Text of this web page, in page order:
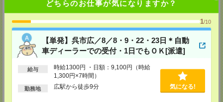
どちらのお仕事が気になりますか？
1/10
【単発】呉市広／8／8・9・22・23日＊自動
車ディーラーでの受付・1日でもＯＫ[派遣]
給与
時給1300円 ・日額：9,100円（時給
1,300円×7時間）
勤務地 広駅から徒歩9分 気になる!
弊社HPよりマイページ作成をお願いします
・印鑑
・免許証など本人確認書類
・職務経歴書
※履歴書、写真は不要です！
【電話登録】30分程度
・経験やご希望などをインタビュー
・お仕事のご紹介など